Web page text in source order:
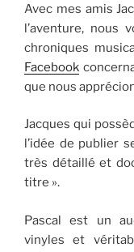
Avec mes amis
l’aventure, nous
chroniques
Facebook
que nous
Jacques qui
l’idée de publier
très détaillé et
titre ».
Pascal est un
vinyles et